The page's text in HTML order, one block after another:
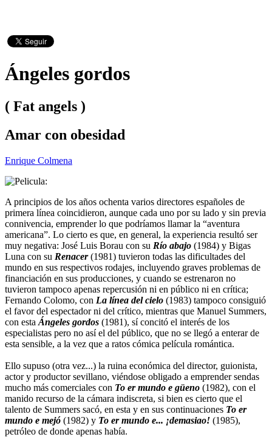
Ángeles gordos
( Fat angels )
Amar con obesidad
Enrique Colmena
A principios de los años ochenta varios directores españoles de
primera línea coincidieron, aunque cada uno por su lado y sin previa
connivencia, emprender lo que podríamos llamar la “aventura
americana”. Lo cierto es que, en general, la experiencia resultó ser
muy negativa: José Luis Borau con su Río abajo (1984) y Bigas
Luna con su Renacer (1981) tuvieron todas las dificultades del
mundo en sus respectivos rodajes, incluyendo graves problemas de
financiación en sus producciones, y cuando se estrenaron no
tuvieron tampoco apenas repercusión ni en público ni en crítica;
Fernando Colomo, con La línea del cielo (1983) tampoco consiguió
el favor del espectador ni del crítico, mientras que Manuel Summers,
con esta Ángeles gordos (1981), sí concitó el interés de los
especialistas pero no así el del público, que no se llegó a enterar de
esta sensible, a la vez que a ratos cómica película romántica.
Ello supuso (otra vez...) la ruina económica del director, guionista,
actor y productor sevillano, viéndose obligado a emprender sendas
mucho más comerciales con To er mundo e güeno (1982), con el
manido recurso de la cámara indiscreta, si bien es cierto que el
talento de Summers sacó, en esta y en sus continuaciones To er
mundo e mejó (1982) y To er mundo e... ¡demasiao! (1985),
petróleo de donde apenas había.